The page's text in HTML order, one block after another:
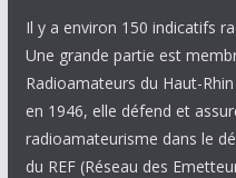
Il y a environ 150 indicatifs
Une grande partie est
Radioamateurs du Haut-
en 1946, elle défend et
radioamateurisme dans le
du REF (Réseau des